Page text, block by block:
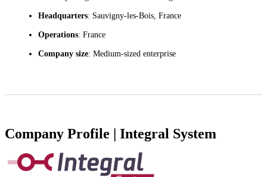
Headquarters: Sauvigny-les-Bois, France
Operations: France
Company size: Medium-sized enterprise
Company Profile | Integral System